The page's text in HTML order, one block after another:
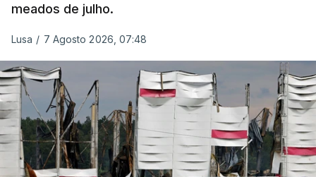
meados de julho.
Lusa / 7 Agosto 2026, 07:48